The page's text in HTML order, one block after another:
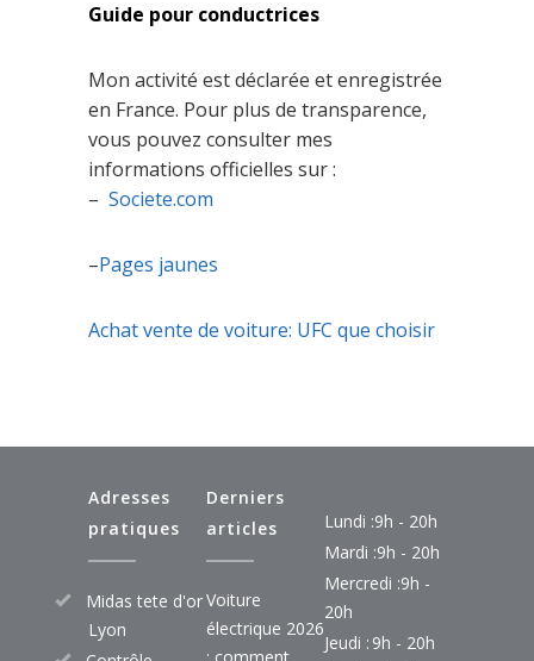
Guide pour conductrices
Mon activité est déclarée et enregistrée
en France. Pour plus de transparence,
vous pouvez consulter mes
informations officielles sur :
– Societe.com
–Pages jaunes
Achat vente de voiture: UFC que choisir
Adresses
pratiques
Midas tete d'or
Lyon
Derniers
articles
Voiture
électrique 2026
Lundi :9h - 20h
Mardi :9h - 20h
Mercredi :9h -
20h
Jeudi : 9h - 20h